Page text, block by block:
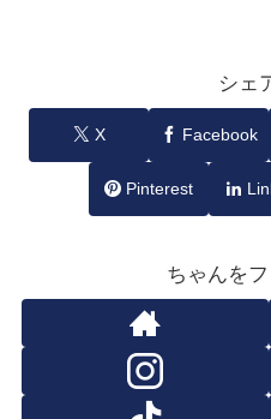
シェ
X Facebook
Pinterest
ちゃんを